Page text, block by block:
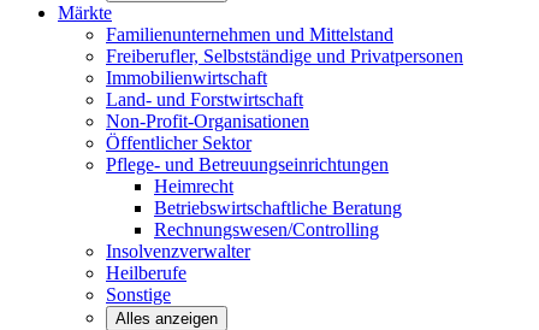
Märkte
Familienunternehmen und Mittelstand
Freiberufler, Selbstständige und Privatpersonen
Immobilienwirtschaft
Land- und Forstwirtschaft
Non-Profit-Organisationen
Öffentlicher Sektor
Pflege- und Betreuungseinrichtungen
Heimrecht
Betriebswirtschaftliche Beratung
Rechnungswesen/Controlling
Insolvenzverwalter
Heilberufe
Sonstige
Alles anzeigen